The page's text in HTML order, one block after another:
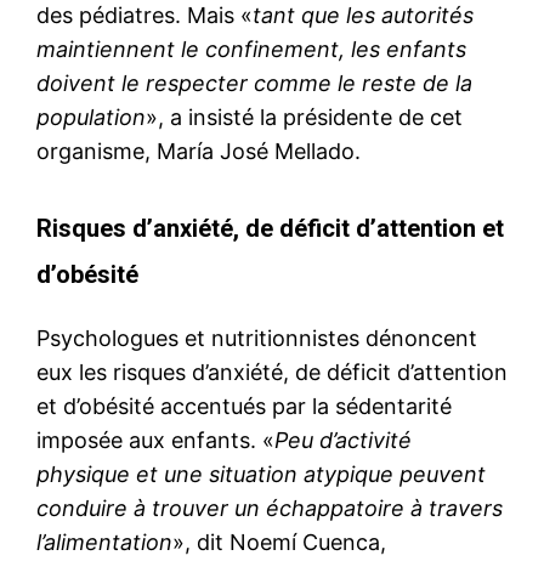
des pédiatres. Mais «tant que les autorités
maintiennent le confinement, les enfants
doivent le respecter comme le reste de la
population», a insisté la présidente de cet
organisme, María José Mellado.
Risques d’anxiété, de déficit d’attention et
d’obésité
Psychologues et nutritionnistes dénoncent
eux les risques d’anxiété, de déficit d’attention
et d’obésité accentués par la sédentarité
imposée aux enfants. «Peu d’activité
physique et une situation atypique peuvent
conduire à trouver un échappatoire à travers
l’alimentation», dit Noemí Cuenca,